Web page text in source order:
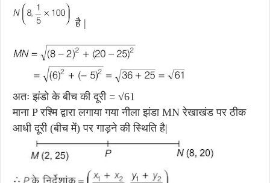
है |
अतः झंडो के बीच की दूरी = √61
माना P रश्मि द्वारा लगाया गया नीला झंडा MN रेखाखंड पर ठीक
आधी दूरी (बीच में) पर गाड़ने की स्थिति है|